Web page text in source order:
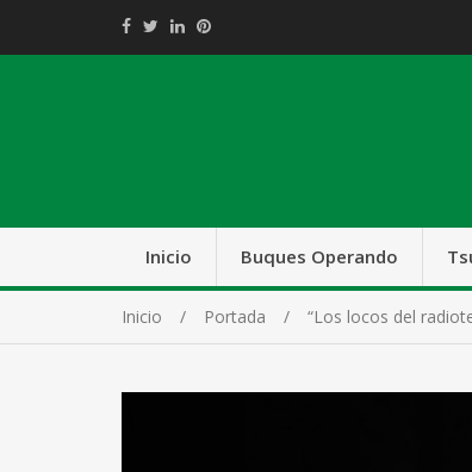
Inicio Buques Operando
Inicio Portada “Los locos del